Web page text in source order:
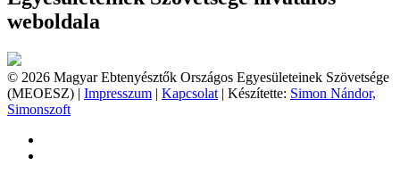
weboldala
© 2026 Magyar Ebtenyésztők Országos Egyesületeinek Szövetsége
(MEOESZ) | Impresszum | Kapcsolat | Készítette: Simon Nándor,
Simonszoft